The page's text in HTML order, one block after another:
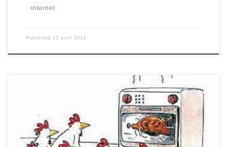
internet
Published 12 avril 2013
Finie la philosophie capillaire : Nabilla prouve de nouveau son
impéritie en évoquant «La guerre de soixante-dix-huit»... Non